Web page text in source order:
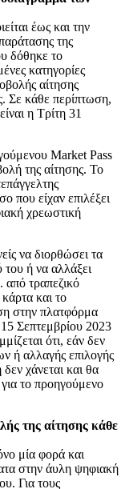
έως και την
της
δόθηκε το
κατηγορίες
αίτησης
Σε κάθε περίπτωση,
η Τρίτη 31
Market Pass
της αίτησης. Το
που είχαν επιλέξει
χρεωστική
να διορθώσει τα
ή να αλλάξει
από τραπεζικό
και το
στην πλατφόρμα
Σεπτεμβρίου 2023
ότι, εάν δεν
ή αλλαγής επιλογής
χάνεται και θα
για το προηγούμενο
της αίτησης κάθε
μία φορά και
στην άυλη ψηφιακή
Για τους